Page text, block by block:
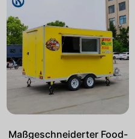
Maßgeschneiderter Food-